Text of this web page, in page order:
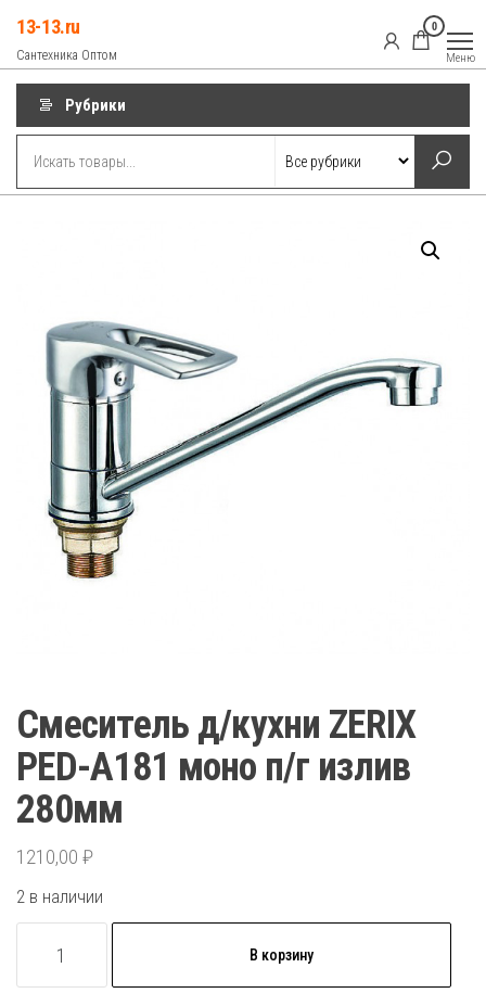
содержимому
13-13.ru
Сантехника Оптом
0
Меню
Рубрики
Смеситель д/кухни ZERIX
PED-A181 моно п/г излив
280мм
1210,00 ₽
2 в наличии
товара
В корзину